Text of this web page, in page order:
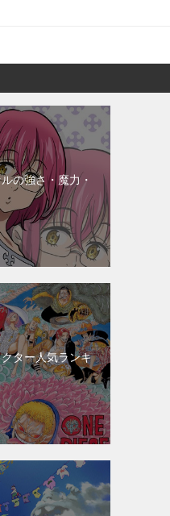
の強さ・魔力・
ター人気ランキ